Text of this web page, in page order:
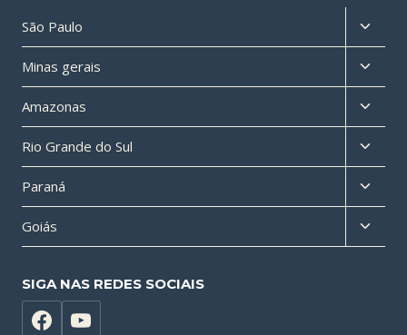
São Paulo
menu
filho
Minas gerais
menu
filho
Amazonas
menu
filho
Rio Grande do Sul
menu
filho
Paraná
menu
filho
Goiás
menu
SIGA NAS REDES SOCIAIS